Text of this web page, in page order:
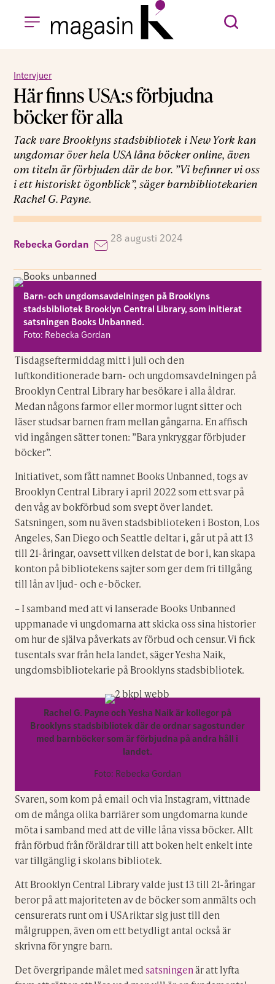
Intervjuer
Här finns USA:s förbjudna
böcker för alla
Tack vare Brooklyns stadsbibliotek i New York kan
ungdomar över hela USA låna böcker online, även
om titeln är förbjuden där de bor. ”Vi befinner vi oss
i ett historiskt ögonblick”, säger barnbibliotekarien
Rachel G. Payne.
Rebecka Gordan
28 augusti 2024
Barn- och ungdomsavdelningen på Brooklyns
stadsbibliotek Brooklyn Central Library, som initierat
satsningen Books Unbanned.
Foto: Rebecka Gordan
Tisdagseftermiddag mitt i juli och den
luftkonditionerade barn- och ungdomsavdelningen på
Brooklyn Central Library har besökare i alla åldrar.
Medan någons farmor eller mormor lugnt sitter och
läser studsar barnen fram mellan gångarna. En affisch
vid ingången sätter tonen: ”Bara ynkryggar förbjuder
böcker”.
Initiativet, som fått namnet Books Unbanned, togs av
Brooklyn Central Library i april 2022 som ett svar på
den våg av bokförbud som svept över landet.
Satsningen, som nu även stadsbiblioteken i Boston, Los
Angeles, San Diego och Seattle deltar i, går ut på att 13
till 21-åringar, oavsett vilken delstat de bor i, kan skapa
konton på bibliotekens sajter som ger dem fri tillgång
till lån av ljud- och e-böcker.
– I samband med att vi lanserade Books Unbanned
uppmanade vi ungdomarna att skicka oss sina historier
om hur de själva påverkats av förbud och censur. Vi fick
tusentals svar från hela landet, säger Yesha Naik,
ungdomsbibliotekarie på Brooklyns stadsbibliotek.
Rachel G. Payne och Yesha Naik är kollegor på
Brooklyns stadsbibliotek där de ordnar sagostunder
med barnböcker som är förbjudna på andra håll i
landet.
Foto: Rebecka Gordan
Svaren, som kom på email och via Instagram, vittnade
om de många olika barriärer som ungdomarna kunde
möta i samband med att de ville låna vissa böcker. Allt
från förbud från föräldrar till att boken helt enkelt inte
var tillgänglig i skolans bibliotek.
Att Brooklyn Central Library valde just 13 till 21-åringar
beror på att majoriteten av de böcker som anmälts och
censurerats runt om i USA riktar sig just till den
målgruppen, även om ett betydligt antal också är
skrivna för yngre barn.
Det övergripande målet medsatsningenär att lyfta